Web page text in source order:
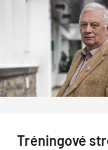
Tréningové